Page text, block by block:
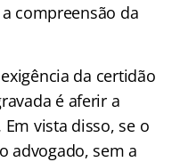
compreensão da
da certidão
é aferir a
vista disso, se o
advogado, sem a